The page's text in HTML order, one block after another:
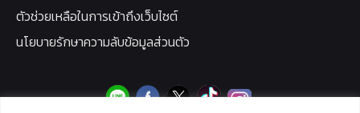
ตัวช่วยเหลือในการเข้าถึงเว็บไซต์
นโยบายรักษาความลับข้อมูลส่วนตัว